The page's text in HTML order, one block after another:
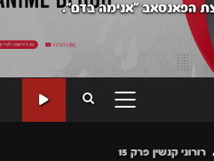
הפאנסאב "אנימה בדם".
PRIMARY
רורוני קנשין פרק 15